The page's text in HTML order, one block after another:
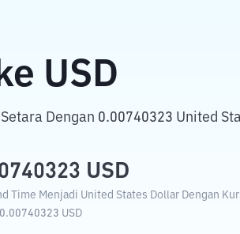
USD
Dengan 0.00740323 United
USD
Time Menjadi United States Dollar Dengan
0.00740323 USD